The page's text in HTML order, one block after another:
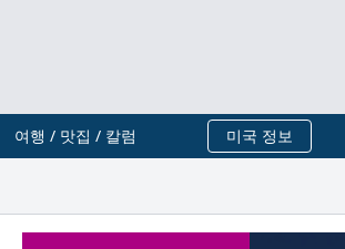
여행 / 맛집 / 칼럼 미국 정보